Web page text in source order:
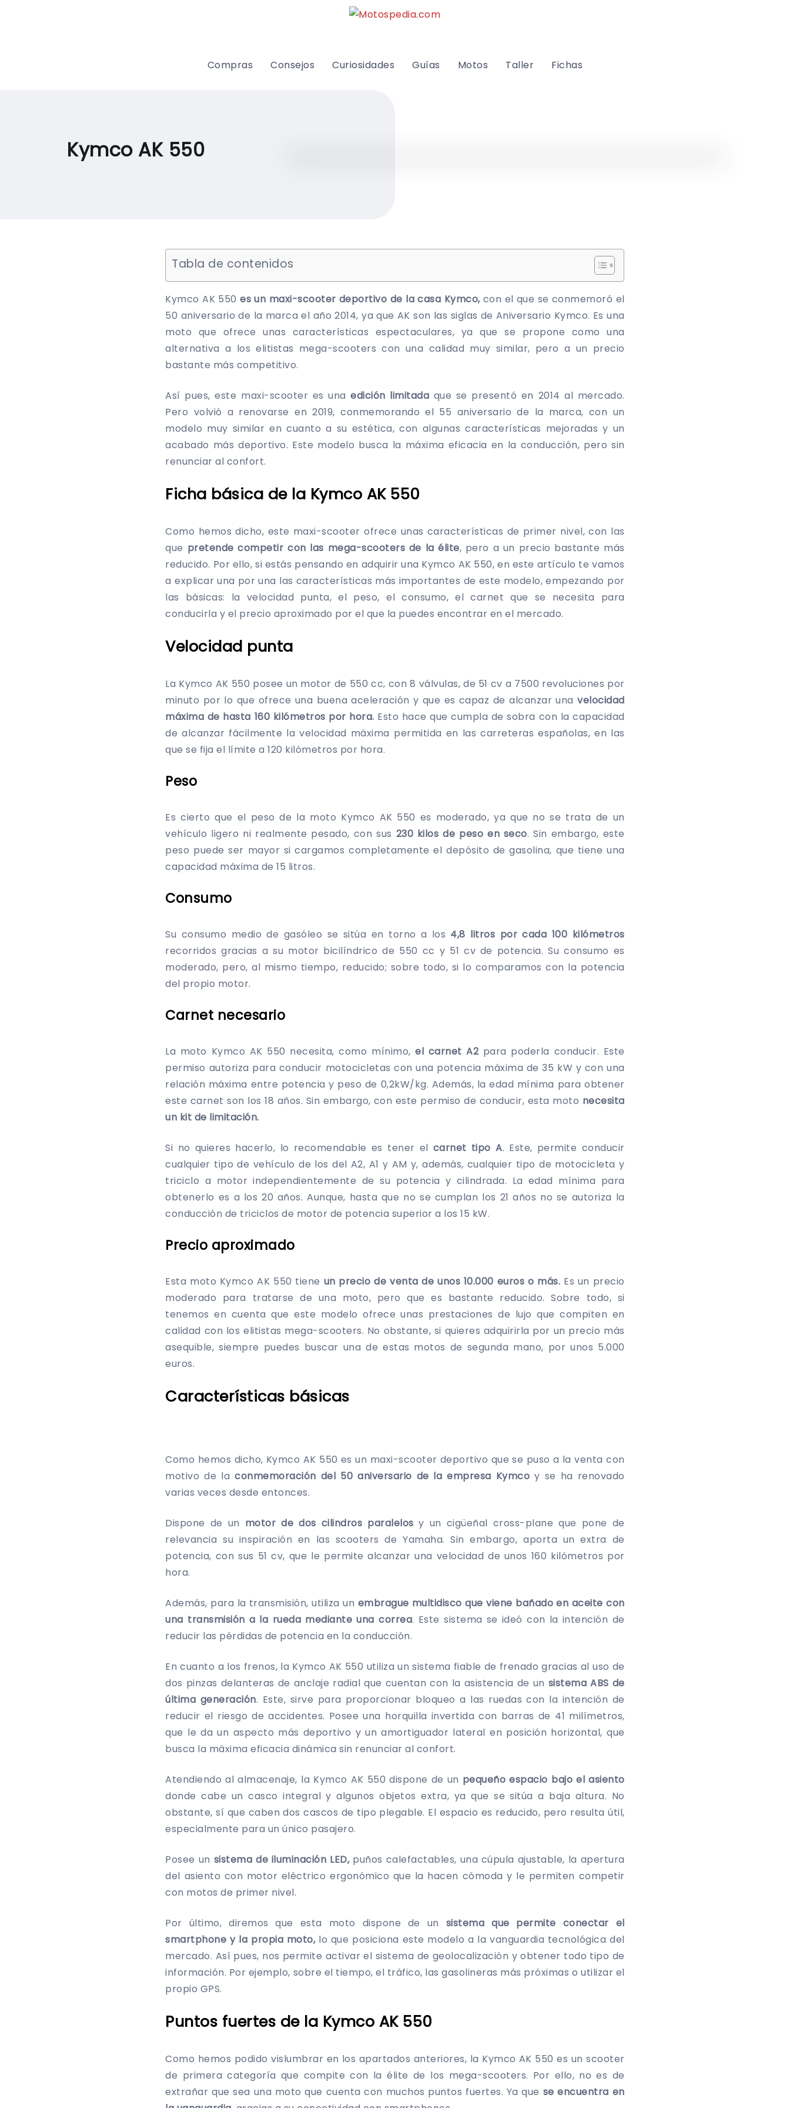
Compras Consejos Curiosidades Guías Motos Taller Fichas
Kymco AK 550
Tabla de contenidos
Kymco AK 550es un maxi-scooter deportivo de la casa Kymco,con el que se conmemoró el
50 aniversario de la marca el año 2014, ya que AK son las siglas de Aniversario Kymco. Es una
moto que ofrece unas características espectaculares, ya que se propone como una
alternativa a los elitistas mega-scooters con una calidad muy similar, pero a un precio
bastante más competitivo.
Así pues, este maxi-scooter es unaedición limitada que se presentó en 2014 al mercado.
Pero volvió a renovarse en 2019, conmemorando el 55 aniversario de la marca, con un
modelo muy similar en cuanto a su estética, con algunas características mejoradas y un
acabado más deportivo. Este modelo busca la máxima eficacia en la conducción, pero sin
renunciar al confort.
Ficha básica de la Kymco AK 550
Como hemos dicho, este maxi-scooter ofrece unas características de primer nivel, con las
que pretende competir con las mega-scooters de la élite, pero a un precio bastante más
reducido. Por ello, si estás pensando en adquirir una Kymco AK 550, en este artículo te vamos
a explicar una por una las características más importantes de este modelo, empezando por
las básicas: la velocidad punta, el peso, el consumo, el carnet que se necesita para
conducirla y el precio aproximado por el que la puedes encontrar en el mercado.
Velocidad punta
La Kymco AK 550 posee un motor de 550 cc, con 8 válvulas, de 51 cv a 7500 revoluciones por
minuto por lo que ofrece una buena aceleración y que es capaz de alcanzar unavelocidad
máxima de hasta 160 kilómetros por hora. Esto hace que cumpla de sobra con la capacidad
de alcanzar fácilmente la velocidad máxima permitida en las carreteras españolas, en las
que se fija el límite a 120 kilómetros por hora.
Peso
Es cierto que el peso de la moto Kymco AK 550 es moderado, ya que no se trata de un
vehículo ligero ni realmente pesado, con sus 230 kilos de peso en seco. Sin embargo, este
peso puede ser mayor si cargamos completamente el depósito de gasolina, que tiene una
capacidad máxima de 15 litros.
Consumo
Su consumo medio de gasóleo se sitúa en torno a los 4,8 litros por cada 100 kilómetros
recorridos gracias a su motor bicilíndrico de 550 cc y 51 cv de potencia. Su consumo es
moderado, pero, al mismo tiempo, reducido; sobre todo, si lo comparamos con la potencia
del propio motor.
Carnet necesario
La moto Kymco AK 550 necesita, como mínimo, el carnet A2 para poderla conducir. Este
permiso autoriza para conducir motocicletas con una potencia máxima de 35 kW y con una
relación máxima entre potencia y peso de 0,2kW/kg. Además, la edad mínima para obtener
este carnet son los 18 años. Sin embargo, con este permiso de conducir, esta moto necesita
un kit de limitación.
Si no quieres hacerlo, lo recomendable es tener el carnet tipo A. Este, permite conducir
cualquier tipo de vehículo de los del A2, A1 y AM y, además, cualquier tipo de motocicleta y
triciclo a motor independientemente de su potencia y cilindrada. La edad mínima para
obtenerlo es a los 20 años. Aunque, hasta que no se cumplan los 21 años no se autoriza la
conducción de triciclos de motor de potencia superior a los 15 kW.
Precio aproximado
Esta moto Kymco AK 550 tiene un precio de venta de unos 10.000 euros o más. Es un precio
moderado para tratarse de una moto, pero que es bastante reducido. Sobre todo, si
tenemos en cuenta que este modelo ofrece unas prestaciones de lujo que compiten en
calidad con los elitistas mega-scooters. No obstante, si quieres adquirirla por un precio más
asequible, siempre puedes buscar una de estas motos de segunda mano, por unos 5.000
euros.
Características básicas
Como hemos dicho, Kymco AK 550 es un maxi-scooter deportivo que se puso a la venta con
motivo de la conmemoración del 50 aniversario de la empresa Kymcoy se ha renovado
varias veces desde entonces.
Dispone de un motor de dos cilindros paralelos y un cigüeñal cross-plane que pone de
relevancia su inspiración en las scooters de Yamaha. Sin embargo, aporta un extra de
potencia, con sus 51 cv, que le permite alcanzar una velocidad de unos 160 kilómetros por
hora.
Además, para la transmisión, utiliza un embrague multidisco que viene bañado en aceite con
una transmisión a la rueda mediante una correa. Este sistema se ideó con la intención de
reducir las pérdidas de potencia en la conducción.
En cuanto a los frenos, la Kymco AK 550 utiliza un sistema fiable de frenado gracias al uso de
dos pinzas delanteras de anclaje radial que cuentan con la asistencia de un sistema ABS de
última generación. Este, sirve para proporcionar bloqueo a las ruedas con la intención de
reducir el riesgo de accidentes. Posee una horquilla invertida con barras de 41 milímetros,
que le da un aspecto más deportivo y un amortiguador lateral en posición horizontal, que
busca la máxima eficacia dinámica sin renunciar al confort.
Atendiendo al almacenaje, la Kymco AK 550 dispone de un pequeño espacio bajo el asiento
donde cabe un casco integral y algunos objetos extra, ya que se sitúa a baja altura. No
obstante, sí que caben dos cascos de tipo plegable. El espacio es reducido, pero resulta útil,
especialmente para un único pasajero.
Posee un sistema de iluminación LED,puños calefactables, una cúpula ajustable, la apertura
del asiento con motor eléctrico ergonómico que la hacen cómoda y le permiten competir
con motos de primer nivel.
Por último, diremos que esta moto dispone de un sistema que permite conectar el
smartphone y la propia moto, lo que posiciona este modelo a la vanguardia tecnológica del
mercado. Así pues, nos permite activar el sistema de geolocalización y obtener todo tipo de
información. Por ejemplo, sobre el tiempo, el tráfico, las gasolineras más próximas o utilizar el
propio GPS.
Puntos fuertes de la Kymco AK 550
Como hemos podido vislumbrar en los apartados anteriores, la Kymco AK 550 es un scooter
de primera categoría que compite con la élite de los mega-scooters. Por ello, no es de
extrañar que sea una moto que cuenta con muchos puntos fuertes. Ya que se encuentra en